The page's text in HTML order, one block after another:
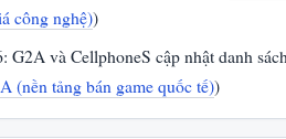
công nghệ))
G2A và CellphoneS cập nhật danh
(nền tảng bán game quốc tế))